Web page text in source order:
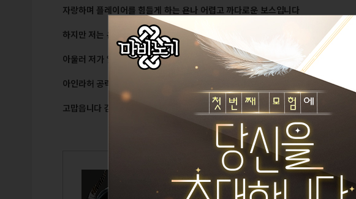
자랑하며 플레이어를 힘들게 하는 욘나 어렵고 까다로운 보스입니다
하지만 저는 욘나 신컨이라 눈 감고도 한대도 안 맞을 자신이 있조 모
아울러 저가 엘븐 나이트 코디법도 같이 동봉했사오니
아인라허 공략과 함께 즐거운 룩덕질 되시기 바라겠읍니다
고맙읍니다 감사합니다 꿉벅 굽실 굽신 키언쿤 올림
키언
Lv.118헤기